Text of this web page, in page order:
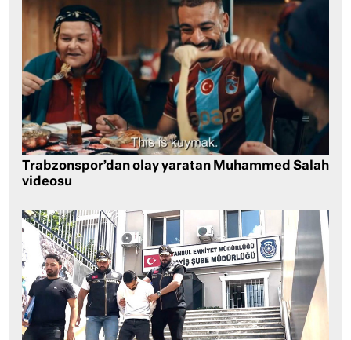
Trabzonspor’dan olay yaratan Muhammed Salah
videosu